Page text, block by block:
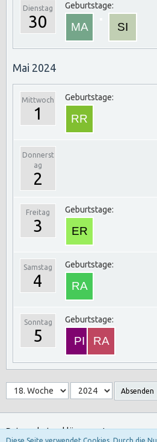
Dienstag
30
Geburtstage:
Mai 2024
Mittwoch
1
Geburtstage:
Donnerst
ag
2
Freitag
3
Geburtstage:
Samstag
4
Geburtstage:
Sonntag
5
Geburtstage:
Absenden
Datenschutzerklärung Impressum